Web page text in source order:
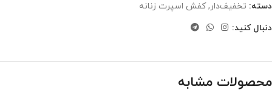
دسته: تخفیف‌دار, کفش اسپرت زنانه
دنبال کنید:
محصولات مشابه